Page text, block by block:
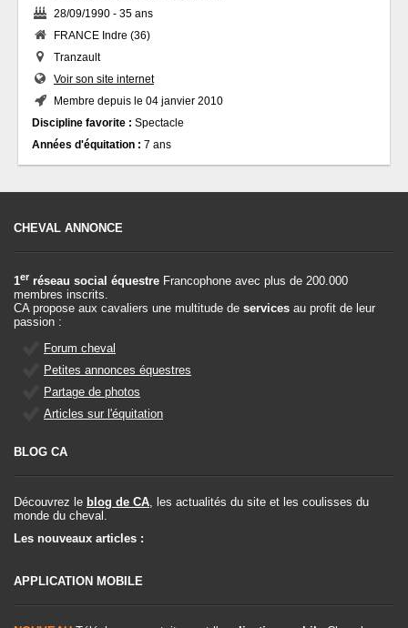
28/09/1990 - 35 ans
FRANCE Indre (36)
Tranzault
Voir son site internet
Membre depuis le 04 janvier 2010
Discipline favorite : Spectacle
Années d'équitation : 7 ans
CHEVAL ANNONCE
1er réseau social équestre Francophone avec plus de 200.000
membres inscrits.
CA propose aux cavaliers une multitude de services au profit de leur
passion :
Forum cheval
Petites annonces équestres
Partage de photos
Articles sur l'équitation
BLOG CA
Découvrez le blog de CA, les actualités du site et les coulisses du
monde du cheval.
Les nouveaux articles :
APPLICATION MOBILE